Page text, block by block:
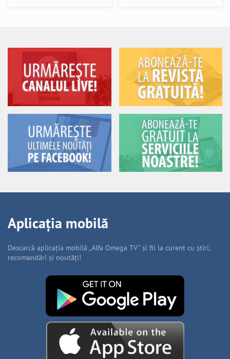
Aplicația mobilă
Descarcă aplicația mobilă „Alfa Omega TV” și fii la curent cu știri,
recomandări și noutăți!